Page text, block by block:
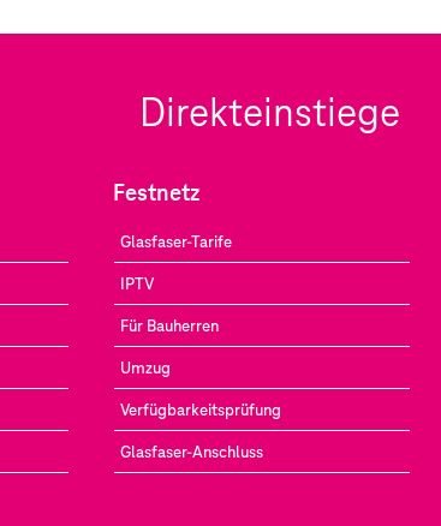
Direkteinstiege
Festnetz
Glasfaser-Tarife
IPTV
Für Bauherren
Umzug
Verfügbarkeitsprüfung
Glasfaser-Anschluss